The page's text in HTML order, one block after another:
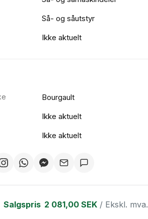
Så- og såutstyr
Ikke aktuelt
Bourgault
Ikke aktuelt
Ikke aktuelt
Salgspris 2 081,00 SEK / Ekskl. mva.